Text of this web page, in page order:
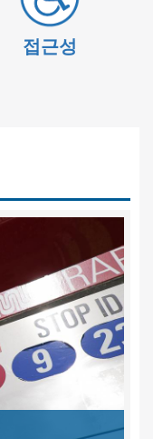
접근성